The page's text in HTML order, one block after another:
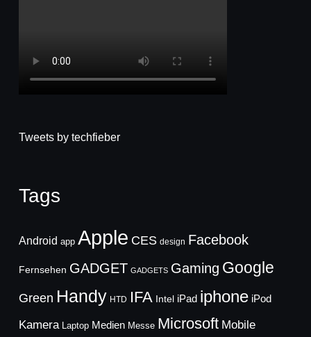
Tweets by techfieber
Tags
Android app Apple CES design Facebook
Fernsehen GADGET GADGETS Gaming Google
Green Handy HTD IFA Intel iPad iphone iPod
Kamera Laptop Medien Messe Microsoft Mobile